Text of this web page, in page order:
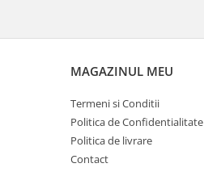
MAGAZINUL MEU
Termeni si Conditii
Politica de Confidentialitate
Politica de livrare
Contact